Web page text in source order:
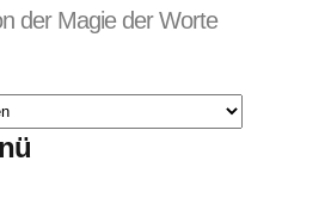
der Magie der Worte